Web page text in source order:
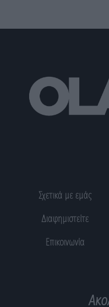
Σχετικά με εμάς
Διαφημιστείτε
Επικοινωνία